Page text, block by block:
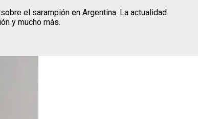
el sarampión en Argentina. La actualidad
y mucho más.